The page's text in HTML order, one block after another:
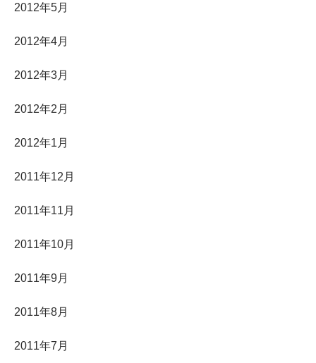
2012年5月
2012年4月
2012年3月
2012年2月
2012年1月
2011年12月
2011年11月
2011年10月
2011年9月
2011年8月
2011年7月